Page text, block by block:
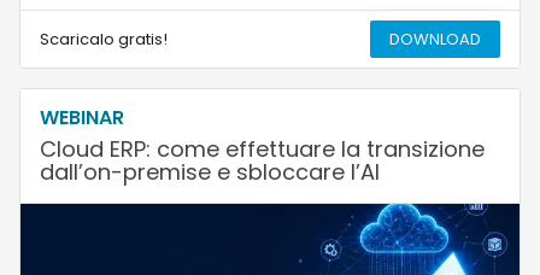
Scaricalo gratis! DOWNLOAD
WEBINAR
Cloud ERP: come effettuare la transizione
dall’on-premise e sbloccare l’AI